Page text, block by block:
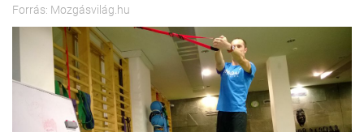
Forrás: Mozgásvilág.hu